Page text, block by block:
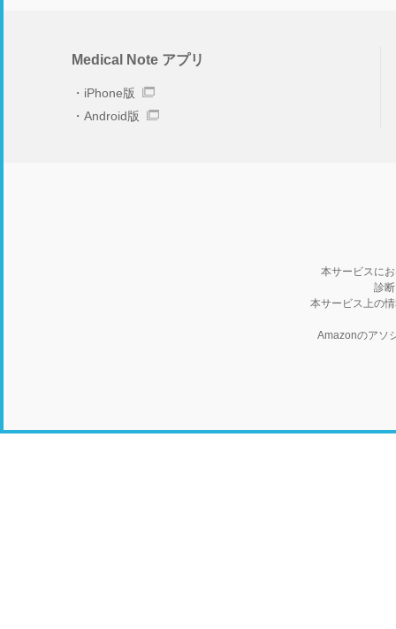
Medical Note アプリ
iPhone版
Android版
本サービスに
診
本サービス上の
Amazonのアソ